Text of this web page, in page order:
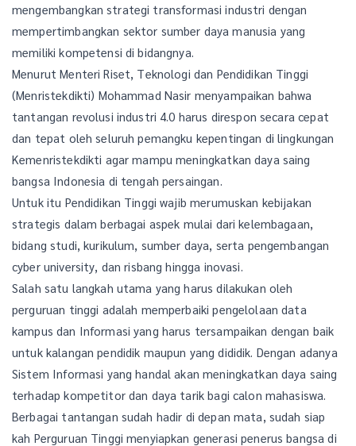
mengembangkan strategi transformasi industri dengan
mempertimbangkan sektor sumber daya manusia yang
memiliki kompetensi di bidangnya.
Menurut Menteri Riset, Teknologi dan Pendidikan Tinggi
(Menristekdikti) Mohammad Nasir menyampaikan bahwa
tantangan revolusi industri 4.0 harus direspon secara cepat
dan tepat oleh seluruh pemangku kepentingan di lingkungan
Kemenristekdikti agar mampu meningkatkan daya saing
bangsa Indonesia di tengah persaingan.
Untuk itu Pendidikan Tinggi wajib merumuskan kebijakan
strategis dalam berbagai aspek mulai dari kelembagaan,
bidang studi, kurikulum, sumber daya, serta pengembangan
cyber university, dan risbang hingga inovasi.
Salah satu langkah utama yang harus dilakukan oleh
perguruan tinggi adalah memperbaiki pengelolaan data
kampus dan Informasi yang harus tersampaikan dengan baik
untuk kalangan pendidik maupun yang dididik. Dengan adanya
Sistem Informasi yang handal akan meningkatkan daya saing
terhadap kompetitor dan daya tarik bagi calon mahasiswa.
Berbagai tantangan sudah hadir di depan mata, sudah siap
kah Perguruan Tinggi menyiapkan generasi penerus bangsa di